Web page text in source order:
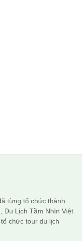
từng tổ chức thành
Du Lịch Tầm Nhìn Việt
chức tour du lịch